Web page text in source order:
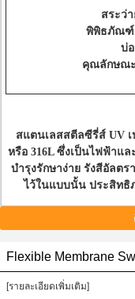
สระว่
พิพิธภัณฑ์
บ่อ
คุณลักษณ
สแตนเลสสตีลซีรี่ส์ UV
หรือ 316L ซึ่งเป็นไฟฟ้าแล
บำรุงรักษาง่าย รังสีอัลตร
ไว้ในแบบนั้น ประสิทธิ
Flexible Membrane
[รายละเอียดเพิ่มเติม]